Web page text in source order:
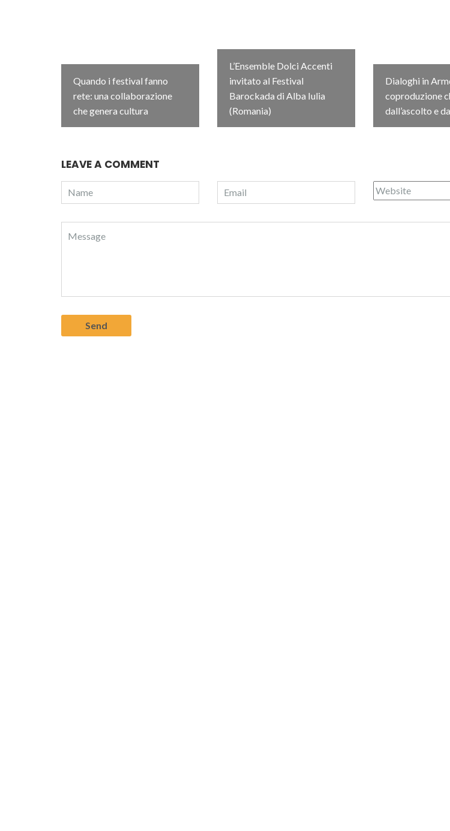
Quando i festival fanno
rete: una collaborazione
che genera cultura
L’Ensemble Dolci Accenti
invitato al Festival
Barockada di Alba Iulia
(Romania)
Dialoghi in
coproduzione
dall’ascolto e
LEAVE A COMMENT